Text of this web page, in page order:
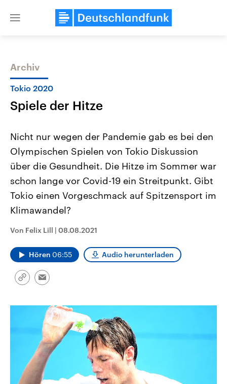
Close
Themen
Landtagswahl Sachsen-Anhalt
2026
Alle Informationen
Sachsen-Anhalt wählt am 6.
September 2026 einen neuen
Bundesland von einer Koalition aus
CDU, SPD und FDP regiert.-
Wahlprogramme, aktuelle Berichte
und Hintergründe zu den Parteien
Wahl.
USA
Aktuelle Beiträge,
Hintergründe
Wirtschaftlich und
Sendungen Programm Podcasts
Audio-Archiv
Archiv
Tokio 2020
Spiele der Hitze
Nicht nur wegen der Pandemie gab es bei den
Olympischen Spielen von Tokio Diskussion
über die Gesundheit. Die Hitze im Sommer war
schon lange vor Covid-19 ein Streitpunkt. Gibt
Tokio einen Vorgeschmack auf Spitzensport im
Klimawandel?
Von Felix Lill | 08.08.2021
Hören 06:55 Audio herunterladen
Link
Email